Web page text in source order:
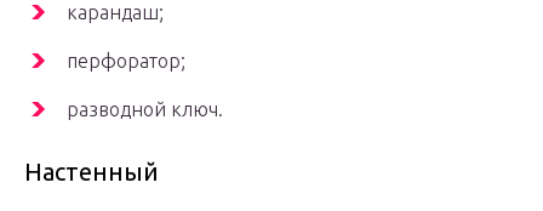
карандаш;
перфоратор;
разводной ключ.
Настенный